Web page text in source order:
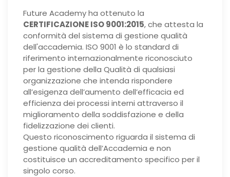
Future Academy ha ottenuto la
CERTIFICAZIONE ISO 9001:2015, che attesta la
conformità del sistema di gestione qualità
dell'accademia. ISO 9001 è lo standard di
riferimento internazionalmente riconosciuto
per la gestione della Qualità di qualsiasi
organizzazione che intenda rispondere
all’esigenza dell’aumento dell’efficacia ed
efficienza dei processi interni attraverso il
miglioramento della soddisfazione e della
fidelizzazione dei clienti.
Questo riconoscimento riguarda il sistema di
gestione qualità dell’Accademia e non
costituisce un accreditamento specifico per il
singolo corso.